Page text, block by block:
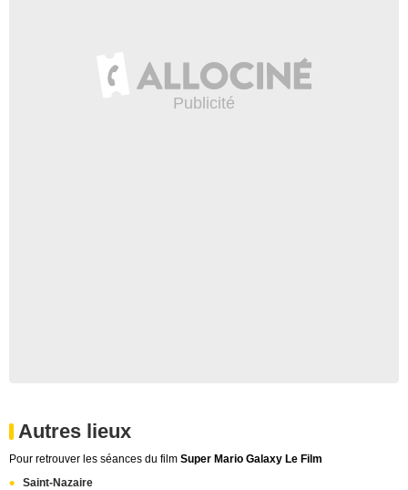
Autres lieux
Pour retrouver les séances du film Super Mario Galaxy Le Film
Saint-Nazaire